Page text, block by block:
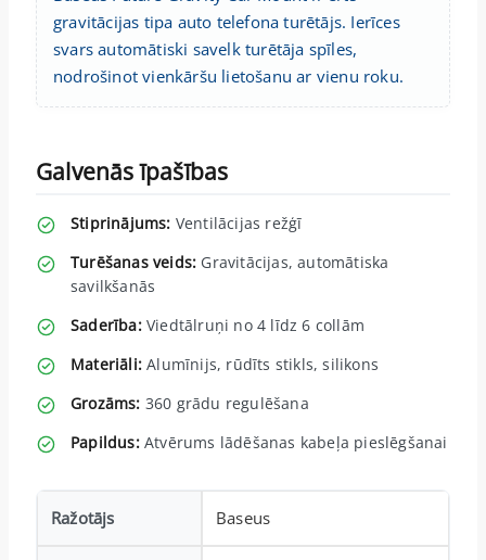
gravitācijas tipa auto telefona turētājs. Ierīces
svars automātiski savelk turētāja spīles,
nodrošinot vienkāršu lietošanu ar vienu roku.
Galvenās īpašības
Stiprinājums: Ventilācijas režģī
Turēšanas veids: Gravitācijas, automātiska
savilkšanās
Saderība:Viedtālruņi no 4 līdz 6 collām
Materiāli: Alumīnijs, rūdīts stikls, silikons
Grozāms: 360 grādu regulēšana
Papildus:Atvērums lādēšanas kabeļa pieslēgšanai
Ražotājs Baseus